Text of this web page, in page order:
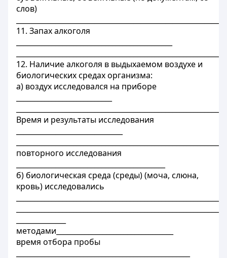
слов)
11. Запах алкоголя
12. Наличие алкоголя в выдыхаемом воздухе и
биологических средах организма:
а) воздух исследовался на приборе
Время и результаты исследования
повторного исследования
б) биологическая среда (среды) (моча, слюна,
кровь) исследовались
методами_________________________________
время отбора пробы